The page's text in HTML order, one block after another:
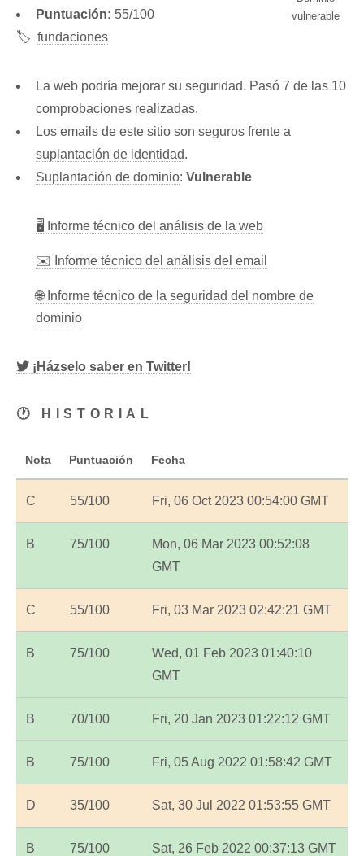
vulnerable
Puntuación: 55/100
🏷️ fundaciones
La web podría mejorar su seguridad. Pasó 7 de las 10
comprobaciones realizadas.
Los emails de este sitio son seguros frente a
suplantación de identidad.
Suplantación de dominio: Vulnerable
🖥 Informe técnico del análisis de la web
✉️ Informe técnico del análisis del email
🌐 Informe técnico de la seguridad del nombre de
dominio
¡Házselo saber en Twitter!
🕐 HISTORIAL
Nota Puntuación Fecha
C 55/100 Fri, 06 Oct 2023 00:54:00 GMT
B 75/100
Mon, 06 Mar 2023 00:52:08
GMT
C 55/100 Fri, 03 Mar 2023 02:42:21 GMT
B 75/100
Wed, 01 Feb 2023 01:40:10
GMT
B 70/100 Fri, 20 Jan 2023 01:22:12 GMT
B 75/100 Fri, 05 Aug 2022 01:58:42 GMT
D 35/100 Sat, 30 Jul 2022 01:53:55 GMT
B 75/100 Sat, 26 Feb 2022 00:37:13 GMT